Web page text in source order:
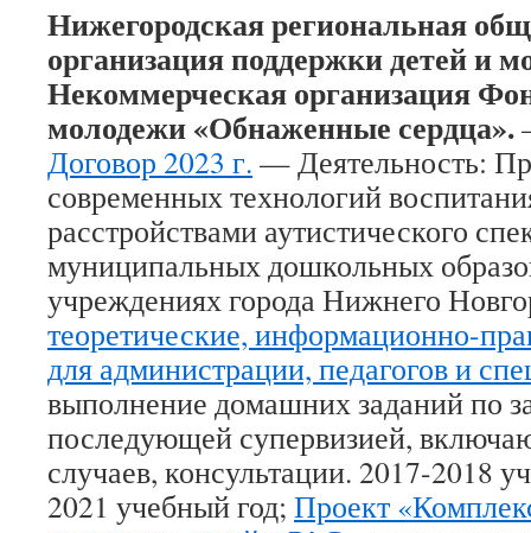
Нижегородская региональная
организация поддержки детей и
Некоммерческая организация
молодежи «Обнаженные сердца».
Договор 2023 г. — Деятельность:
современных технологий
расстройствами аутистического
муниципальных дошкольных
учреждениях города Нижнего
теоретические, информационно-
для администрации, педагогов и
выполнение домашних заданий по
последующей супервизией,
случаев, консультации. 2017-2018
2021 учебный год; Проект